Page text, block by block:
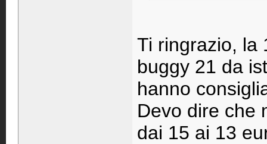
Ti ringrazio, la
buggy 21 da
hanno
Devo dire che
dai 15 ai 13